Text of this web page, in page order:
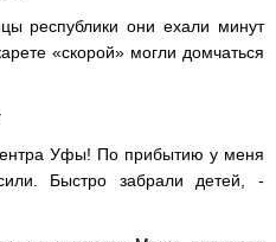
республики они ехали минут
«скорой» могли домчаться
Уфы! По прибытию у меня
Быстро забрали детей, -